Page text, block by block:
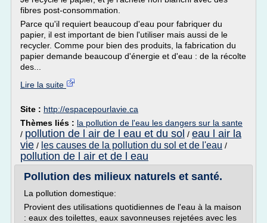
fibres post-consommation.
Parce qu'il requiert beaucoup d'eau pour fabriquer du
papier, il est important de bien l'utiliser mais aussi de le
recycler. Comme pour bien des produits, la fabrication du
papier demande beaucoup d'énergie et d'eau : de la récolte
des...
Lire la suite
Site : http://espacepourlavie.ca
Thèmes liés : la pollution de l'eau les dangers sur la sante
/ pollution de l air de l eau et du sol / eau l air la
vie / les causes de la pollution du sol et de l'eau /
pollution de l air et de l eau
Pollution des milieux naturels et santé.
La pollution domestique:
Provient des utilisations quotidiennes de l'eau à la maison
: eaux des toilettes, eaux savonneuses rejetées avec les